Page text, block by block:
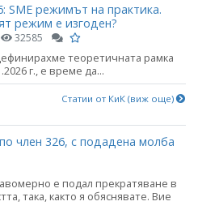
SME режимът на практика.
режим е изгоден?
32585
теоретичната рамка
г., е време да...
Статии от КиК (виж още)
член 326, с подадена молба
е подал прекратяване в
така, както я обяснявате. Вие